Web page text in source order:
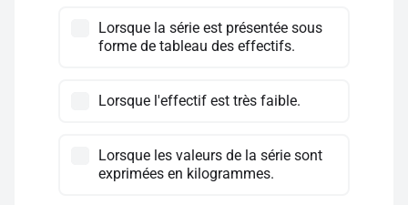
Lorsque la série est présentée sous
forme de tableau des effectifs.
Lorsque l'effectif est très faible.
Lorsque les valeurs de la série sont
exprimées en kilogrammes.